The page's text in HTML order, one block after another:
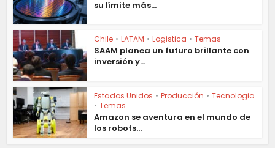
su límite más...
Chile • LATAM • Logistica • Temas
SAAM planea un futuro brillante con
inversión y...
Estados Unidos • Producción • Tecnologia
• Temas
Amazon se aventura en el mundo de
los robots...